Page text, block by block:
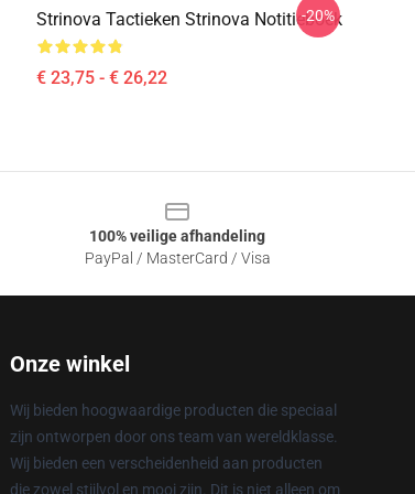
Strinova Tactieken Strinova Notitieboek
€ 23,75 - € 26,22
-20%
100% veilige afhandeling
PayPal / MasterCard / Visa
Onze winkel
Wij bieden hoogwaardige producten die speciaal
zijn ontworpen door ons team van wereldklasse.
Wij bieden een verscheidenheid aan producten
die zowel stijlvol en mooi zijn. Dit is niet alleen om